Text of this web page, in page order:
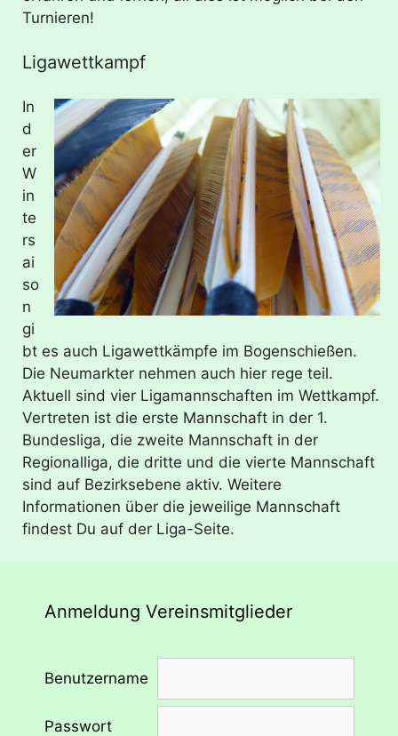
Turnieren!
Ligawettkampf
In
d
er
W
in
te
rs
ai
so
n
gi
bt es auch Ligawettkämpfe im Bogenschießen.
Die Neumarkter nehmen auch hier rege teil.
Aktuell sind vier Ligamannschaften im Wettkampf.
Vertreten ist die erste Mannschaft in der 1.
Bundesliga, die zweite Mannschaft in der
Regionalliga, die dritte und die vierte Mannschaft
sind auf Bezirksebene aktiv. Weitere
Informationen über die jeweilige Mannschaft
findest Du auf der Liga-Seite.
Anmeldung Vereinsmitglieder
Benutzername
Passwort